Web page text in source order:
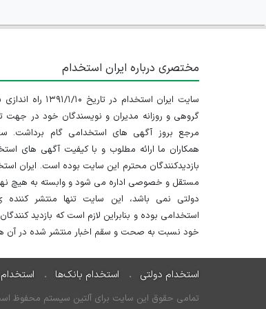
مختصری درباره ایران استخدام
سایت ایران استخدام در
گروهی و روزانه مدیران و نویسندگان خود در جهت
مرجع بروز آگهی های استخدامی گام برداشت.
همکاران ما ارائه مطلوب و با کیفیت آگهی های
بازدیدکنندگان محترم این سایت بوده است. ایران
مستقل و خصوصی اداره می شود و وابسته به هیچ
دولتی نمی باشد، این سایت تنها منتشر
استخدامی بوده و بنابراین لازم است که بازدید
خود نسبت به صحت و سقم اخبار منتشر شده در آن
استخدام دولتی استخدام بانک‌ها
تمامی حقوق این سایت برای آلتین سیستم محفوظ است